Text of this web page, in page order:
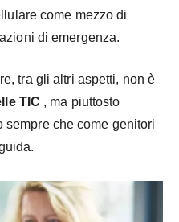
come mezzo di
di emergenza.
tra gli altri aspetti, non è
TIC , ma piuttosto
che come genitori